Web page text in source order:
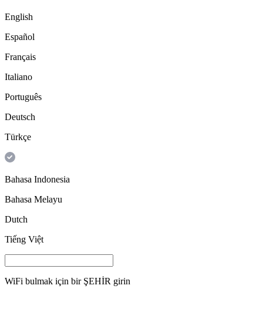
English
Español
Français
Italiano
Português
Deutsch
Türkçe
Bahasa Indonesia
Bahasa Melayu
Dutch
Tiếng Việt
WiFi bulmak için bir ŞEHİR girin